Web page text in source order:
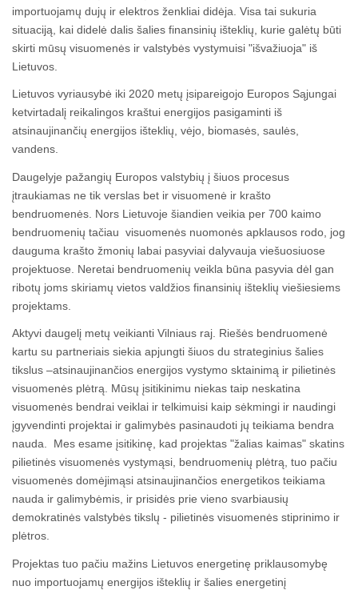
importuojamų dujų ir elektros ženkliai didėja. Visa tai sukuria
situaciją, kai didelė dalis šalies finansinių išteklių, kurie galėtų būti
skirti mūsų visuomenės ir valstybės vystymuisi "išvažiuoja" iš
Lietuvos.
Lietuvos vyriausybė iki 2020 metų įsipareigojo Europos Sąjungai
ketvirtadalį reikalingos kraštui energijos pasigaminti iš
atsinaujinančių energijos išteklių, vėjo, biomasės, saulės,
vandens.
Daugelyje pažangių Europos valstybių į šiuos procesus
įtraukiamas ne tik verslas bet ir visuomenė ir krašto
bendruomenės. Nors Lietuvoje šiandien veikia per 700 kaimo
bendruomenių tačiau visuomenės nuomonės apklausos rodo, jog
dauguma krašto žmonių labai pasyviai dalyvauja viešuosiuose
projektuose. Neretai bendruomenių veikla būna pasyvia dėl gan
ribotų joms skiriamų vietos valdžios finansinių išteklių viešiesiems
projektams.
Aktyvi daugelį metų veikianti Vilniaus raj. Riešės bendruomenė
kartu su partneriais siekia apjungti šiuos du strateginius šalies
tikslus –atsinaujinančios energijos vystymo sktainimą ir pilietinės
visuomenės plėtrą. Mūsų įsitikinimu niekas taip neskatina
visuomenės bendrai veiklai ir telkimuisi kaip sėkmingi ir naudingi
įgyvendinti projektai ir galimybės pasinaudoti jų teikiama bendra
nauda. Mes esame įsitikinę, kad projektas "žalias kaimas" skatins
pilietinės visuomenės vystymąsi, bendruomenių plėtrą, tuo pačiu
visuomenės domėjimąsi atsinaujinančios energetikos teikiama
nauda ir galimybėmis, ir prisidės prie vieno svarbiausių
demokratinės valstybės tikslų - pilietinės visuomenės stiprinimo ir
plėtros.
Projektas tuo pačiu mažins Lietuvos energetinę priklausomybę
nuo importuojamų energijos išteklių ir šalies energetinį